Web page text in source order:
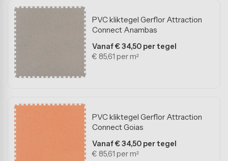
PVC kliktegel Gerflor Attraction
Connect Anambas
Vanaf € 34,50 per tegel
€ 85,61 per m²
PVC kliktegel Gerflor Attraction
Connect Goias
Vanaf € 34,50 per tegel
€ 85,61 per m²